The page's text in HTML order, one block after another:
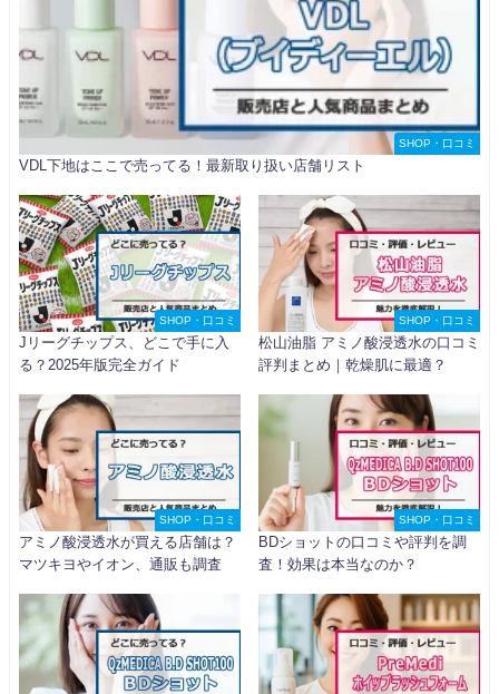
SHOP・口コミ
VDL下地はここで売ってる！最新取り扱い店舗リスト
SHOP・口コミ
Jリーグチップス、どこで手に入
る？2025年版完全ガイド
SHOP・口コミ
松山油脂 アミノ酸浸透水の口コミ
評判まとめ｜乾燥肌に最適？
SHOP・口コミ
アミノ酸浸透水が買える店舗は？
マツキヨやイオン、通販も調査
SHOP・口コミ
BDショットの口コミや評判を調
査！効果は本当なのか？